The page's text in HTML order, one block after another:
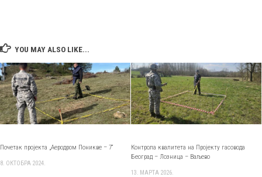
YOU MAY ALSO LIKE...
Почетак пројекта „Аеродром Поникве – 7“
8. ОКТОБРА 2024.
Контрола квалитета на Пројекту гасовода
Београд – Лозница – Ваљево
13. МАРТА 2026.